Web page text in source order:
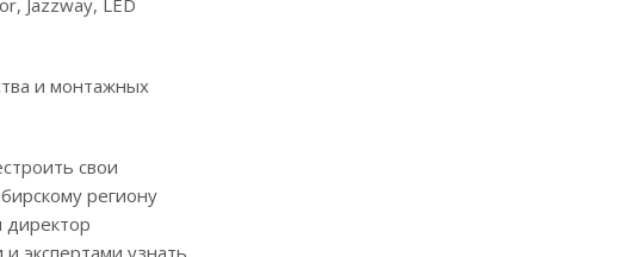
Jazzway, LED
и монтажных
свои
региону
директор
экспертами узнать